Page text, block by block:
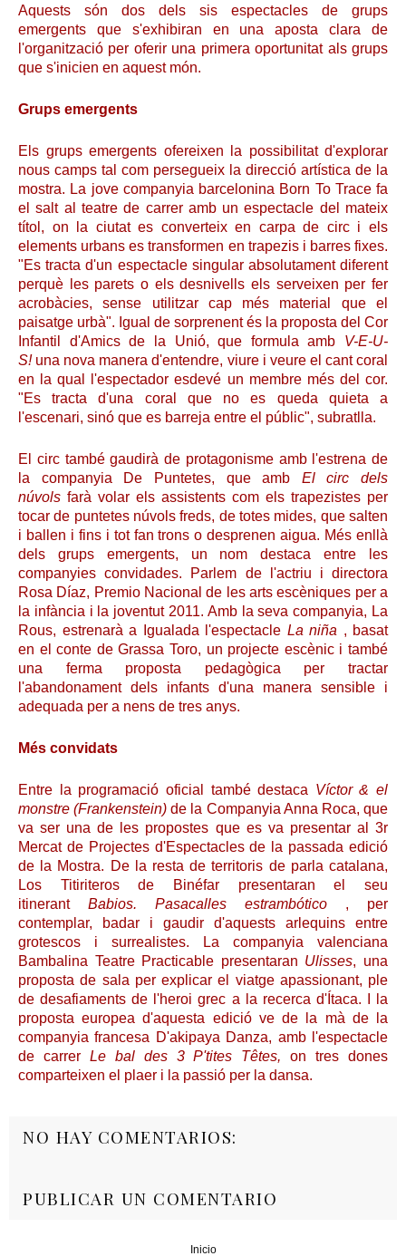
Aquests són dos dels sis espectacles de grups
emergents que s'exhibiran en una aposta clara de
l'organització per oferir una primera oportunitat als grups
que s'inicien en aquest món.
Grups emergents
Els grups emergents ofereixen la possibilitat d'explorar
nous camps tal com persegueix la direcció artística de la
mostra. La jove companyia barcelonina Born To Trace fa
el salt al teatre de carrer amb un espectacle del mateix
títol, on la ciutat es converteix en carpa de circ i els
elements urbans es transformen en trapezis i barres fixes.
"Es tracta d'un espectacle singular absolutament diferent
perquè les parets o els desnivells els serveixen per fer
acrobàcies, sense utilitzar cap més material que el
paisatge urbà". Igual de sorprenent és la proposta del Cor
Infantil d'Amics de la Unió, que formula amb V-E-U-
S!una nova manera d'entendre, viure i veure el cant coral
en la qual l'espectador esdevé un membre més del cor.
"Es tracta d'una coral que no es queda quieta a
l'escenari, sinó que es barreja entre el públic", subratlla.
El circ també gaudirà de protagonisme amb l'estrena de
la companyia De Puntetes, que amb El circ dels
núvols farà volar els assistents com els trapezistes per
tocar de puntetes núvols freds, de totes mides, que salten
i ballen i fins i tot fan trons o desprenen aigua. Més enllà
dels grups emergents, un nom destaca entre les
companyies convidades. Parlem de l'actriu i directora
Rosa Díaz, Premio Nacional de les arts escèniques per a
la infància i la joventut 2011. Amb la seva companyia, La
Rous, estrenarà a Igualada l'espectacle La niña , basat
en el conte de Grassa Toro, un projecte escènic i també
una ferma proposta pedagògica per tractar
l'abandonament dels infants d'una manera sensible i
adequada per a nens de tres anys.
Més convidats
Entre la programació oficial també destaca Víctor & el
monstre (Frankenstein) de la Companyia Anna Roca, que
va ser una de les propostes que es va presentar al 3r
Mercat de Projectes d'Espectacles de la passada edició
de la Mostra. De la resta de territoris de parla catalana,
Los Titiriteros de Binéfar presentaran el seu
itinerant Babios. Pasacalles estrambótico , per
contemplar, badar i gaudir d'aquests arlequins entre
grotescos i surrealistes. La companyia valenciana
Bambalina Teatre Practicable presentaran Ulisses, una
proposta de sala per explicar el viatge apassionant, ple
de desafiaments de l'heroi grec a la recerca d'Ítaca. I la
proposta europea d'aquesta edició ve de la mà de la
companyia francesa D'akipaya Danza, amb l'espectacle
de carrer Le bal des 3 P'tites Têtes,on tres dones
comparteixen el plaer i la passió per la dansa.
NO HAY COMENTARIOS:
PUBLICAR UN COMENTARIO
Inicio